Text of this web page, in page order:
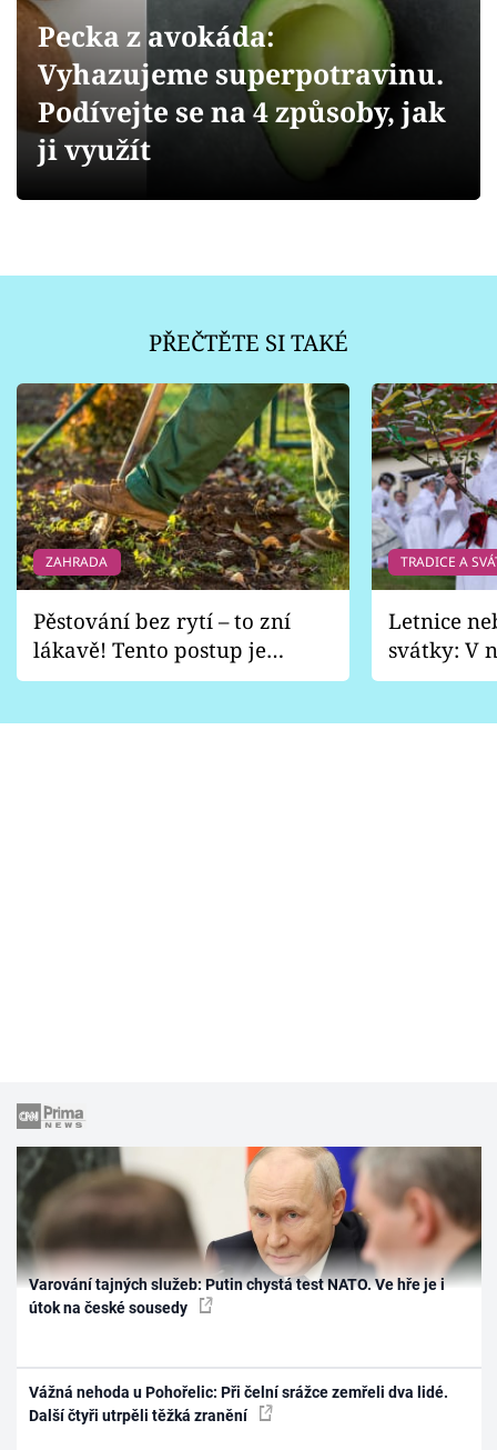
Přihlášení
Sledujte nás
Pecka z avokáda:
Vyhazujeme superpotravinu.
Podívejte se na 4 způsoby, jak
ji využít
PŘEČTĚTE SI TAKÉ
ZAHRADA
Pěstování bez rytí – to zní
lákavě! Tento postup je
vhodný jen pro některé
TRADICE A
Letnice
svátky: V
pondělí
Varování tajných služeb: Putin chystá test NATO. Ve hře je i
útok na české sousedy
Vážná nehoda u Pohořelic: Při čelní srážce zemřeli dva lidé.
Další čtyři utrpěli těžká zranění